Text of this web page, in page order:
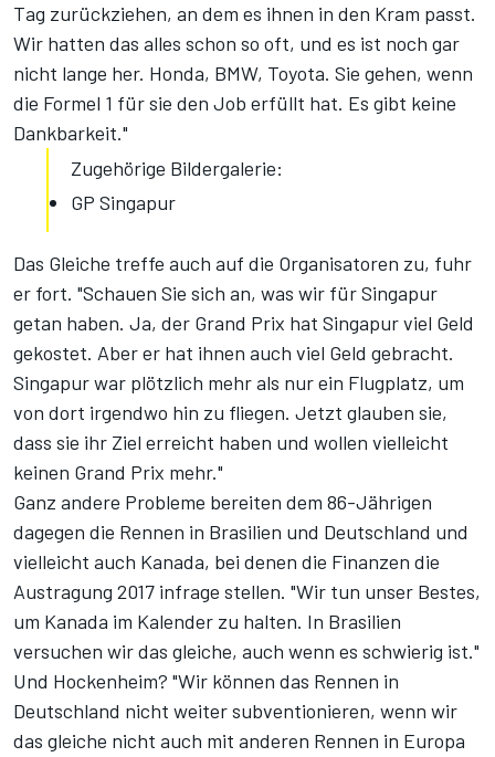
Tag zurückziehen, an dem es ihnen in den Kram passt.
Wir hatten das alles schon so oft, und es ist noch gar
nicht lange her. Honda, BMW, Toyota. Sie gehen, wenn
die Formel 1 für sie den Job erfüllt hat. Es gibt keine
Dankbarkeit."
Zugehörige Bildergalerie:
GP Singapur
Das Gleiche treffe auch auf die Organisatoren zu, fuhr
er fort. "Schauen Sie sich an, was wir für Singapur
getan haben. Ja, der Grand Prix hat Singapur viel Geld
gekostet. Aber er hat ihnen auch viel Geld gebracht.
Singapur war plötzlich mehr als nur ein Flugplatz, um
von dort irgendwo hin zu fliegen. Jetzt glauben sie,
dass sie ihr Ziel erreicht haben und wollen vielleicht
keinen Grand Prix mehr."
Ganz andere Probleme bereiten dem 86-Jährigen
dagegen die Rennen in Brasilien und Deutschland und
vielleicht auch Kanada, bei denen die Finanzen die
Austragung 2017 infrage stellen. "Wir tun unser Bestes,
um Kanada im Kalender zu halten. In Brasilien
versuchen wir das gleiche, auch wenn es schwierig ist."
Und Hockenheim? "Wir können das Rennen in
Deutschland nicht weiter subventionieren, wenn wir
das gleiche nicht auch mit anderen Rennen in Europa